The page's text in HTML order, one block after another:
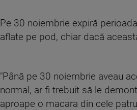
Pe 30 noiembrie expiră
aflate pe pod, chiar dacă
"Până pe 30 noiembrie aveau
normal, ar fi trebuit să le
aproape o macara din cele